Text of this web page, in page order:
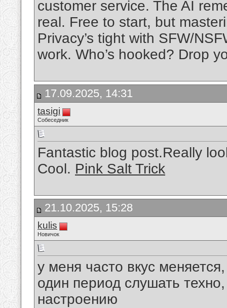
customer service. The AI
real. Free to start, but
Privacy’s tight with SFW/
work. Who’s hooked? Drop
17.09.2025, 14:31
tasigi
Собеседник
Fantastic blog post.Really
Cool. Pink Salt Trick
21.10.2025, 15:28
kulis
Новичок
у меня часто вкус
один период слушать
настроению